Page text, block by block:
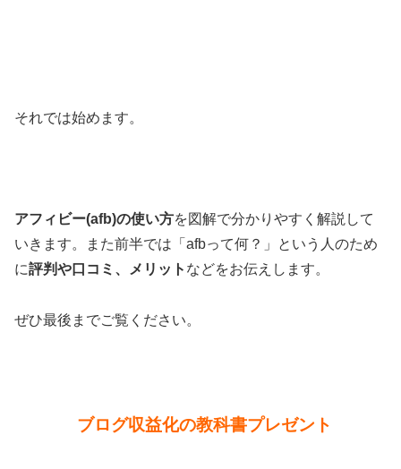
それでは始めます。
アフィビー(afb)の使い方を図解で分かりやすく解説して
いきます。また前半では「afbって何？」という人のため
に評判や口コミ、メリット などをお伝えします。
ぜひ最後までご覧ください。
ブログ収益化の教科書プレゼント